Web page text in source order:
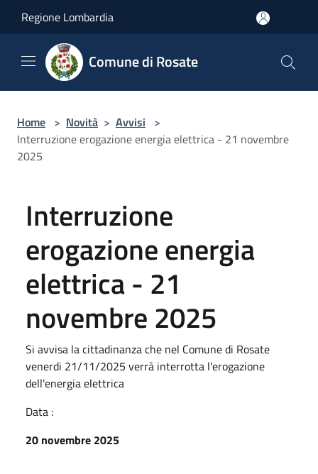
Regione Lombardia
Comune di Rosate
Home > Novità > Avvisi >
Interruzione erogazione energia elettrica - 21 novembre
2025
Interruzione
erogazione energia
elettrica - 21
novembre 2025
Si avvisa la cittadinanza che nel Comune di Rosate
venerdi 21/11/2025 verrà interrotta l'erogazione
dell'energia elettrica
Data :
20 novembre 2025